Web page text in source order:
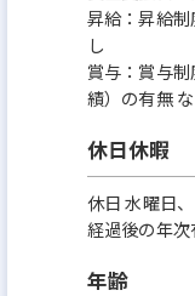
昇給：昇給
し
賞与：賞与
績）の有無
休日休暇
休日 水曜日
経過後の年
年齢